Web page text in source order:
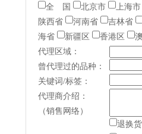
全 国
北京市
上海市
陕西省
河南省
吉林省
海省
新疆区 香港区
代理区域：
曾代理过的品种：
关键词/标签：
代理商介绍：
（销售网络）
退换